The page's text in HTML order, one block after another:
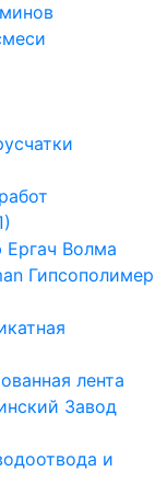
Ергач Волма
Гипсополимер
лента
Завод
и